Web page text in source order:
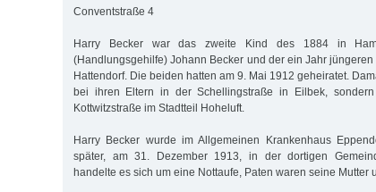
Conventstraße 4
Harry Becker war das zweite Kind des 1884 in
(Handlungsgehilfe) Johann Becker und der ein Jahr
Hattendorf. Die beiden hatten am 9. Mai 1912 geheiratet.
bei ihren Eltern in der Schellingstraße in Eilbek,
Kottwitzstraße im Stadtteil Hoheluft.
Harry Becker wurde im Allgemeinen Krankenhaus
später, am 31. Dezember 1913, in der dortigen
handelte es sich um eine Nottaufe, Paten waren seine Mutter